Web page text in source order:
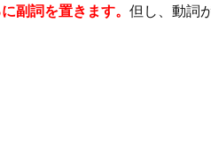
副詞を置きます。 但し、動詞